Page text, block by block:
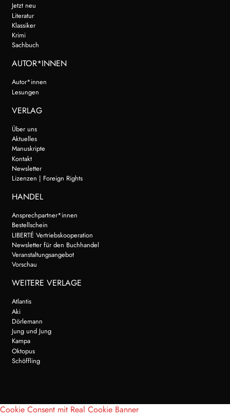
Jetzt neu
Literatur
Klassiker
Krimi
Sachbuch
AUTOR*INNEN
Autor*innen
Lesungen
VERLAG
Über uns
Aktuelles
Manuskripte
Kontakt
Newsletter
Lizenzen | Foreign Rights
HANDEL
Ansprechpartner*innen
Bestellschein
LIBERTÉ Vertriebskooperation
Newsletter für den Buchhandel
Veranstaltungsangebot
Vorschau
WEITERE VERLAGE
Atlantis
Aki
Dörlemann
Jung und Jung
Kampa
Oktopus
Schöffling
Cookie Consent mit Real Cookie Banner